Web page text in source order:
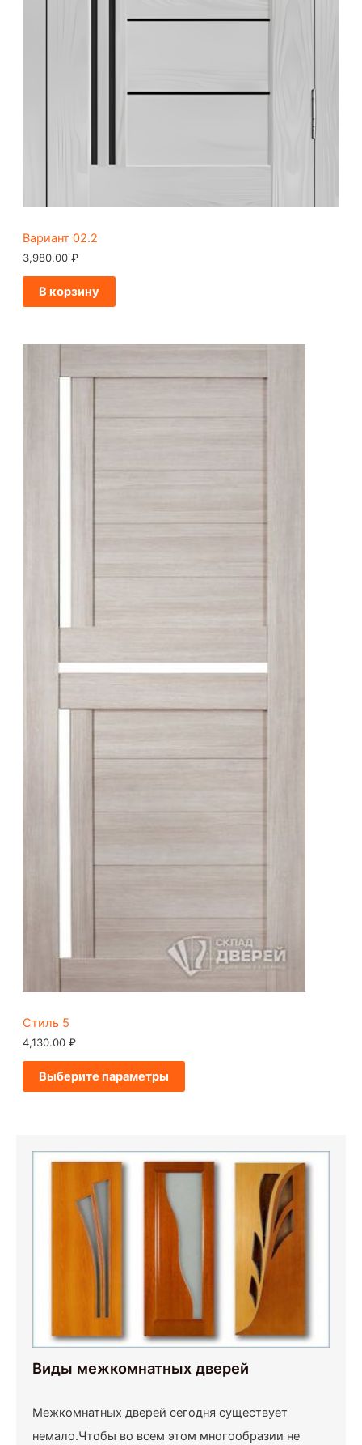
Вариант 02.2
3,980.00 ₽
В корзину
Стиль 5
4,130.00 ₽
Выберите параметры
Виды межкомнатных дверей
Межкомнатных дверей сегодня существует
немало.Чтобы во всем этом многообразии не